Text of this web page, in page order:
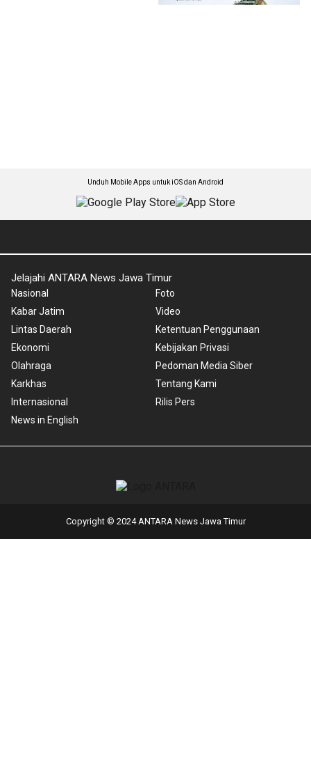
Unduh Mobile Apps untuk iOS dan Android
Jelajahi ANTARA News Jawa Timur
Nasional
Kabar Jatim
Lintas Daerah
Ekonomi
Olahraga
Karkhas
Internasional
News in English
Foto
Video
Ketentuan Penggunaan
Kebijakan Privasi
Pedoman Media Siber
Tentang Kami
Rilis Pers
Copyright © 2024 ANTARA News Jawa Timur